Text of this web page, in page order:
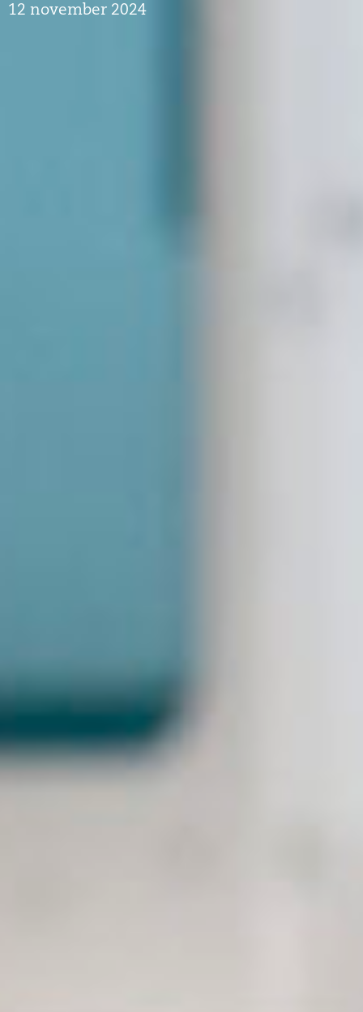
12 november 2024